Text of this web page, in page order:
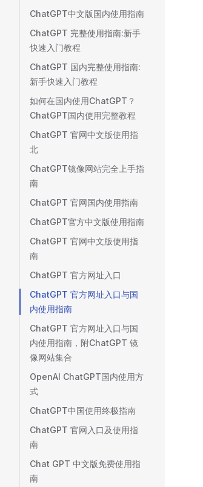
ChatGPT中文版国内使用指南
ChatGPT 完整使用指南:新手
快速入门教程
ChatGPT 国内完整使用指南:
新手快速入门教程
如何在国内使用ChatGPT？
ChatGPT国内使用完整教程
ChatGPT 官网中文版使用指
北
ChatGPT镜像网站完全上手指
南
ChatGPT 官网国内使用指南
ChatGPT官方中文版使用指南
ChatGPT 官网中文版使用指
南
ChatGPT 官方网址入口
ChatGPT 官方网址入口与国
内使用指南
ChatGPT 官方网址入口与国
内使用指南，附ChatGPT 镜
像网站集合
OpenAI ChatGPT国内使用方
式
ChatGPT中国使用终极指南
ChatGPT 官网入口及使用指
南
Chat GPT 中文版免费使用指
南